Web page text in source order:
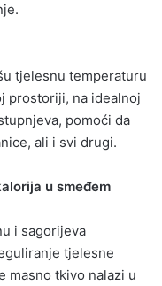
tjelesnu temperaturu
prostoriji, na idealnoj
pomoći da
ali i svi drugi.
u smeđem
i sagorijeva
tjelesne
masno tkivo nalazi u